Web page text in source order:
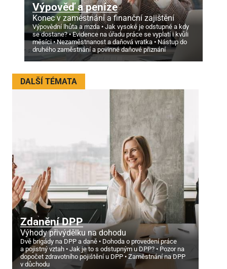
Výpověď a peníze
Konec v zaměstnání a finanční zajištění
Výpovědní lhůta a mzda
Jak vysoké je odstupné a kdy
se dostane?
Evidence na úřadu práce se vyplatí i kvůli
měsíci
Nezaměstnanost a daňová vratka
Nástup do
druhého zaměstnání a povinné daňové přiznání
DALŠÍ TÉMATA
Zdanění DPP
Výhody přivýdělku na dohodu
Dvě brigády na DPP a daně
Dohoda o provedení práce
a pojistný vztah
Jak je to s odstupným u DPP?
Pozor na
dopočet zdravotního pojištění u DPP
Zaměstnání na DPP
v důchodu